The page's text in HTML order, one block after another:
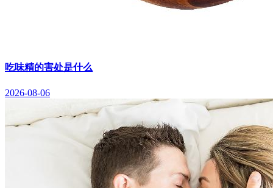
吃味精的害处是什么
2026-08-06